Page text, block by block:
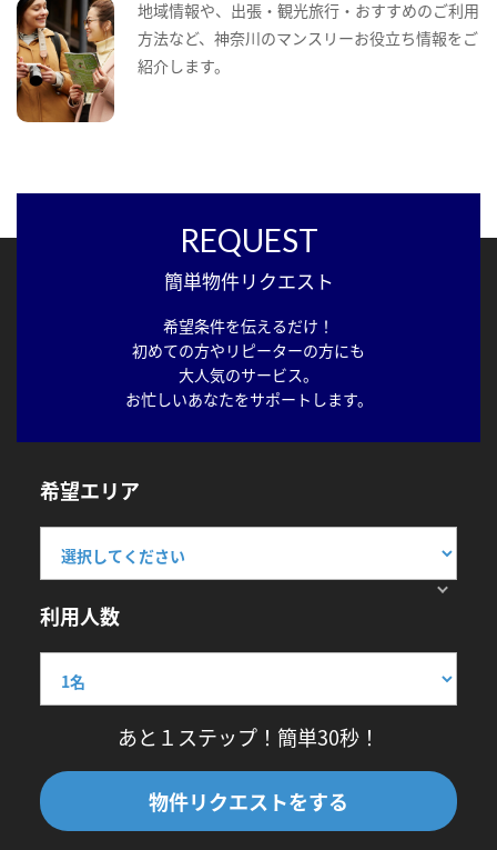
地域情報や、出張・観光旅行・おすすめのご利用
方法など、神奈川のマンスリーお役立ち情報をご
紹介します。
REQUEST
簡単物件リクエスト
希望条件を伝えるだけ！
初めての方やリピーターの方にも
大人気のサービス。
お忙しいあなたをサポートします。
希望エリア
利用人数
あと１ステップ！簡単30秒！
物件リクエストをする